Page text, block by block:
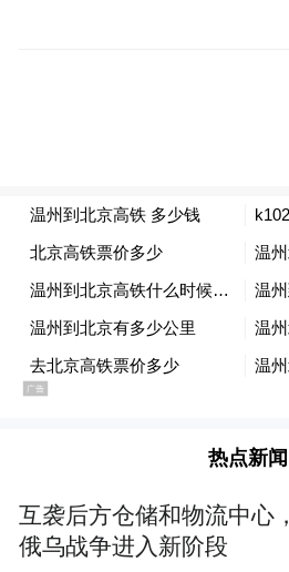
热点新闻
互袭后方仓储和物流中心，
俄乌战争进入新阶段